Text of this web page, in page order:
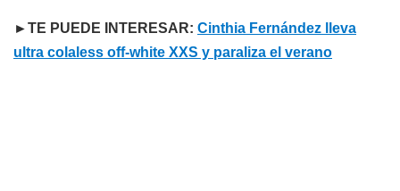
►TE PUEDE INTERESAR: Cinthia Fernández lleva
ultra colaless off-white XXS y paraliza el verano